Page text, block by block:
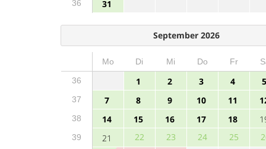
36 31
September 2026
Mo Di Mi Do Fr
36
1 2 3 4 5
37 7 8 9 10 11
38 14 15 16 17 18
39 21 22 23 24 25